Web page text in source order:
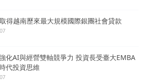
得越南歷來最大規模國際銀團社會貸款
化AI與經營雙軸競爭力 投資長受臺大EMBA
代投資思維